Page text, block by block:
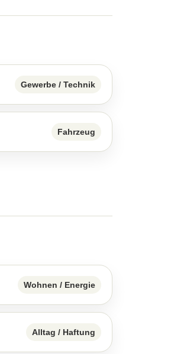
Gewerbe / Technik
Fahrzeug
Wohnen / Energie
Alltag / Haftung